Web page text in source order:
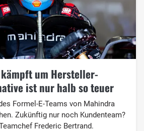
kämpft um Hersteller-
ist nur halb so teuer
Formel-E-Teams von Mahindra
Zukünftig nur noch Kundenteam?
Frederic Bertrand.